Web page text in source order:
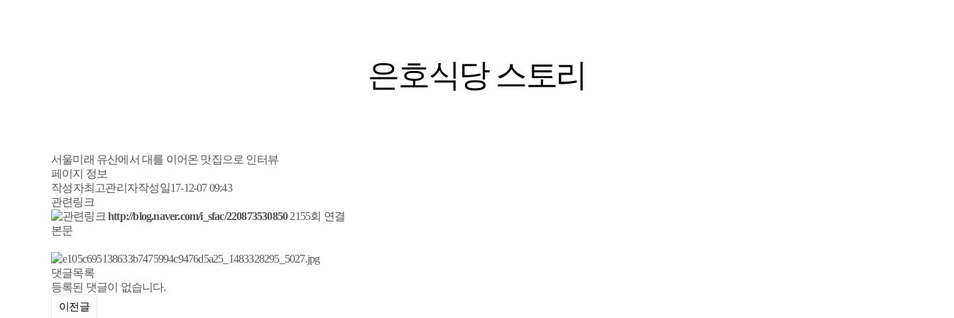
은호식당 스토리
서울미래 유산에서 대를 이어온 맛집으로 인터뷰
페이지 정보
작성자최고관리자작성일17-12-07 09:43
관련링크
http://blog.naver.com/i_sfac/220873530850 2155회 연결
본문
댓글목록
등록된 댓글이 없습니다.
이전글